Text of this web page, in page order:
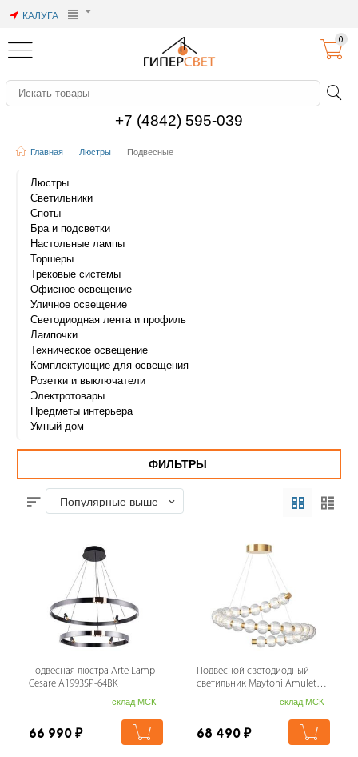
КАЛУГА
+7 (4842) 595-039
0
Главная Люстры Подвесные
Люстры
Светильники
Споты
Бра и подсветки
Настольные лампы
Торшеры
Трековые системы
Офисное освещение
Уличное освещение
Светодиодная лента и профиль
Лампочки
Техническое освещение
Комплектующие для освещения
Розетки и выключатели
Электротовары
Предметы интерьера
Умный дом
ФИЛЬТРЫ
Популярные выше
Подвесная люстра Arte Lamp
Cesare A1993SP-64BK
склад МСК
66 990 ₽
Подвесной светодиодный
светильник Maytoni Amulet
склад МСК
68 490 ₽